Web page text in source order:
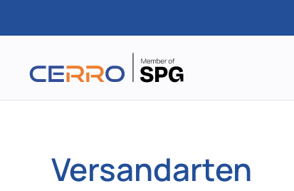
Zum
springen
Versandarten